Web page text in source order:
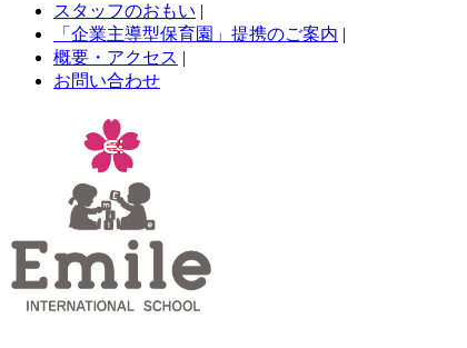
スタッフのおもい |
「企業主導型保育園」提携のご案内 |
概要・アクセス |
お問い合わせ